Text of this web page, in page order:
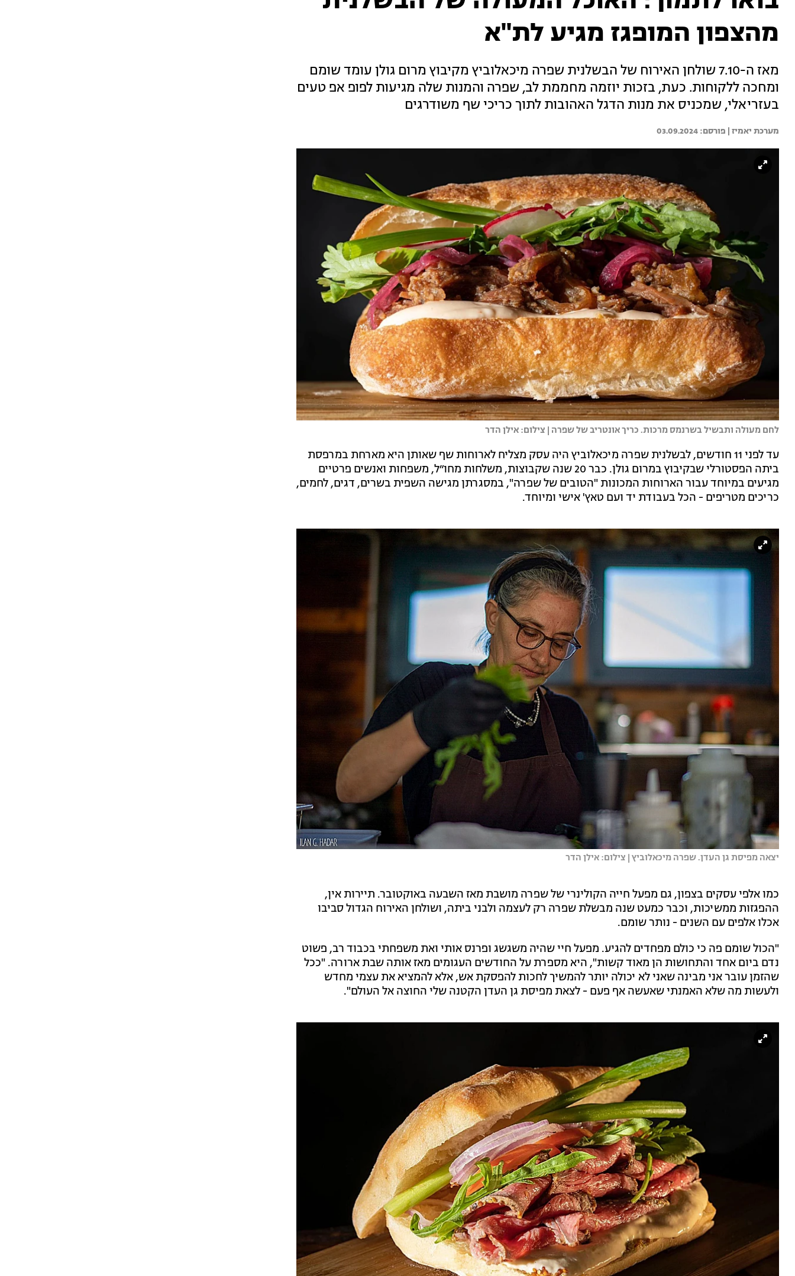
מהצפון המופגז מגיע לת"א
מאז ה-7.10 שולחן האירוח של הבשלנית שפרה מיכאלוביץ מקיבוץ מרום גולן עומד שומם
ומחכה ללקוחות. כעת, בזכות יוזמה מחממת לב, שפרה והמנות שלה מגיעות לפופ אפ טעים
בעזריאלי, שמכניס את מנות הדגל האהובות לתוך כריכי שף משודרגים
מערכת יאמיז | 03.09.2024
לחם מעולה ותבשיל בשרנמס מרכות. כריך אונטריב של שפרה | צילום: אילן הדר
עד לפני 11 חודשים, לבשלנית שפרה מיכאלוביץ היה עסק מצליח לארוחות שף שאותן היא מארחת במרפסת
ביתה הפסטורלי שבקיבוץ במרום גולן. כבר 20 שנה שקבוצות, משלחות מחו״ל, משפחות ואנשים פרטיים
מגיעים במיוחד עבור הארוחות המכונות "הטובים של שפרה", במסגרתן מגישה השפית בשרים, דגים, לחמים,
כריכים מטריפים - הכל בעבודת יד ועם טאץ' אישי ומיוחד.
יצאה מפיסת גן העדן. שפרה מיכאלוביץ | צילום: אילן הדר
כמו אלפי עסקים בצפון, גם מפעל חייה הקולינרי של שפרה מושבת מאז השבעה באוקטובר. תיירות אין,
ההפגזות ממשיכות, וכבר כמעט שנה מבשלת שפרה רק לעצמה ולבני ביתה, ושולחן האירוח הגדול סביבו
אכלו אלפים עם השנים - נותר שומם.
"הכול שומם פה כי כולם מפחדים להגיע. מפעל חיי שהיה משגשג ופרנס אותי ואת משפחתי בכבוד רב, פשוט
נדם ביום אחד והתחושות הן מאוד קשות", היא מספרת על החודשים העגומים מאז אותה שבת ארורה. "ככל
שהזמן עובר אני מבינה שאני לא יכולה יותר להמשיך לחכות להפסקת אש, אלא להמציא את עצמי מחדש
ולעשות מה שלא האמנתי שאעשה אף פעם - לצאת מפיסת גן העדן הקטנה שלי החוצה אל העולם".